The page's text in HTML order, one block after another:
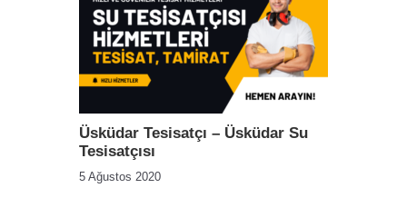
Üsküdar Tesisatçı – Üsküdar Su
Tesisatçısı
5 Ağustos 2020